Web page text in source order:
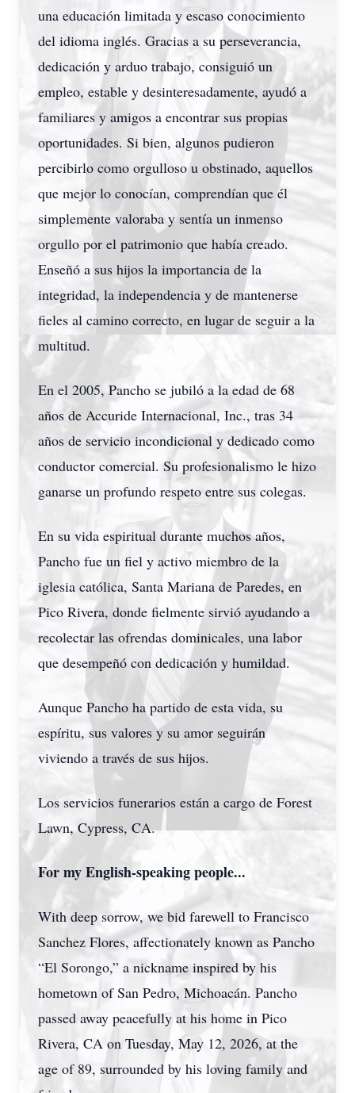
una educación limitada y escaso conocimiento
del idioma inglés. Gracias a su perseverancia,
dedicación y arduo trabajo, consiguió un
empleo, estable y desinteresadamente, ayudó a
familiares y amigos a encontrar sus propias
oportunidades. Si bien, algunos pudieron
percibirlo como orgulloso u obstinado, aquellos
que mejor lo conocían, comprendían que él
simplemente valoraba y sentía un inmenso
orgullo por el patrimonio que había creado.
Enseñó a sus hijos la importancia de la
integridad, la independencia y de mantenerse
fieles al camino correcto, en lugar de seguir a la
multitud.
En el 2005, Pancho se jubiló a la edad de 68
años de Accuride Internacional, Inc., tras 34
años de servicio incondicional y dedicado como
conductor comercial. Su profesionalismo le hizo
ganarse un profundo respeto entre sus colegas.
En su vida espiritual durante muchos años,
Pancho fue un fiel y activo miembro de la
iglesia católica, Santa Mariana de Paredes, en
Pico Rivera, donde fielmente sirvió ayudando a
recolectar las ofrendas dominicales, una labor
que desempeñó con dedicación y humildad.
Aunque Pancho ha partido de esta vida, su
espíritu, sus valores y su amor seguirán
viviendo a través de sus hijos.
Los servicios funerarios están a cargo de Forest
Lawn, Cypress, CA.
For my English-speaking people...
With deep sorrow, we bid farewell to Francisco
Sanchez Flores, affectionately known as Pancho
“El Sorongo,” a nickname inspired by his
hometown of San Pedro, Michoacán. Pancho
passed away peacefully at his home in Pico
Rivera, CA on Tuesday, May 12, 2026, at the
age of 89, surrounded by his loving family and